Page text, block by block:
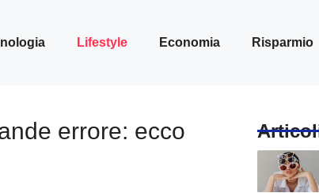
Lifestyle Economia Risparmio
errore: ecco